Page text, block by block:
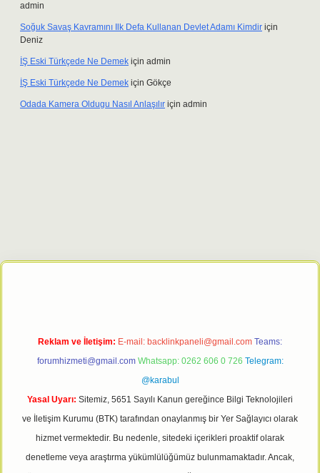
admin
Soğuk Savaş Kavramını Ilk Defa Kullanan Devlet Adamı Kimdir için
Deniz
İŞ Eski Türkçede Ne Demek için admin
İŞ Eski Türkçede Ne Demek için Gökçe
Odada Kamera Oldugu Nasıl Anlaşılır için admin
adresitulipbett.net
Reklam ve İletişim: E-mail: backlinkpaneli@gmail.com Teams:
forumhizmeti@gmail.com Whatsapp: 0262 606 0 726 Telegram:
@karabul
Yasal Uyarı: Sitemiz, 5651 Sayılı Kanun gereğince Bilgi Teknolojileri
ve İletişim Kurumu (BTK) tarafından onaylanmış bir Yer Sağlayıcı olarak
hizmet vermektedir. Bu nedenle, sitedeki içerikleri proaktif olarak
denetleme veya araştırma yükümlülüğümüz bulunmamaktadır. Ancak,